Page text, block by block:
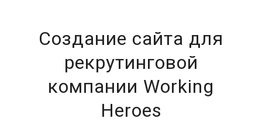
Создание сайта для
рекрутинговой
компании Working
Heroes